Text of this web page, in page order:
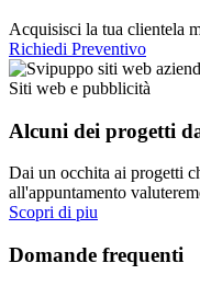
Acquisisci la tua clientela
Richiedi Preventivo
Siti web e pubblicità
Alcuni dei progetti
Dai un occhita ai progetti
all'appuntamento
Scopri di piu
Domande frequenti